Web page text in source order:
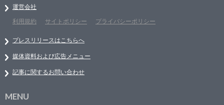
運営会社
利用規約
サイトポリシー プライバシーポリシー
プレスリリースはこちらへ
媒体資料および広告メニュー
記事に関するお問い合わせ
MENU